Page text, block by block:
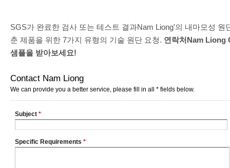
SGS가 완료한 검사 또는 테스트 결과Nam Liong'의 내마모성
춘 제품을 위한 7가지 유형의 기술 원단 요청. 연락처Nam Liong
샘플을 받아보세요!